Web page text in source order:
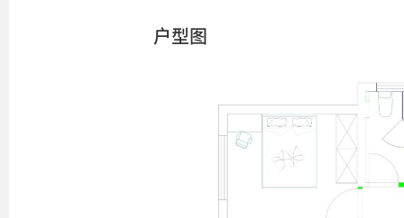
户型图